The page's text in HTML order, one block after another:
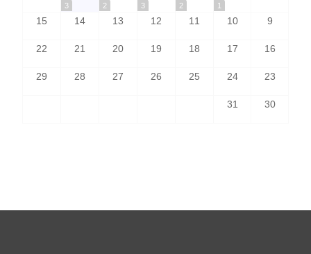
1
2
3
2
3
9
10
11
12
13
14
15
16
17
18
19
20
21
22
23
24
25
26
27
28
29
30
31